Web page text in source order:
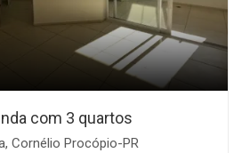
com 3 quartos
Cornélio Procópio-PR